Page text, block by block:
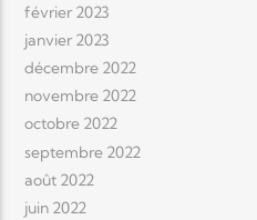
février 2023
janvier 2023
décembre 2022
novembre 2022
octobre 2022
septembre 2022
août 2022
juin 2022